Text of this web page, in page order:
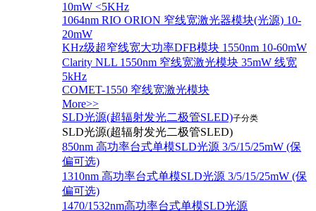
10mW <5KHz
1064nm RIO ORION 窄线宽激光器模块(光源) 10-
20mW
KHz级超窄线宽大功率DFB模块 1550nm 10-60mW
Clarity NLL 1550nm 窄线宽激光模块 35mW 线宽
5kHz
COMET-1550 窄线宽激光模块
More>>
SLD光源(超辐射发光二极管SLED)子分类
SLD光源(超辐射发光二极管SLED)
850nm 高功率台式单模SLD光源 3/5/15/25mW (保
偏可选)
1310nm 高功率台式单模SLD光源 3/5/15/25mW (保
偏可选)
1470/1532nm高功率台式单模SLD光源